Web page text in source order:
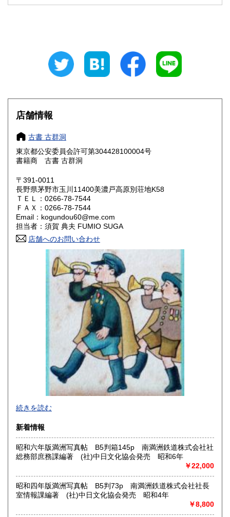
1,000円 静岡県
1,000円 三重県
滋賀県 1,000円 京都府 1,000円
大阪府
奈良県
鳥取県 1,000円
岡山県 1,000円 広島県
山口県 1,000円
香川県
1,000円 福岡県
1,000円 長崎県
1,000円 大分県
1,000円 鹿児島県
1,000円
店舗情報
古書 古群洞
東京都公安委員会許可第304428100004号
書籍商 古書 古群洞
〒391-0011
長野県茅野市玉川11400美濃戸高原別荘地K58
ＴＥＬ：0266-78-7544
ＦＡＸ：0266-78-7544
Email：kogundou60@me.com
担当者：須賀 典夫 FUMIO SUGA
店舗へのお問い合わせ
2026年で創業45年目になります。
沿線名：(無店舗)
最寄駅：(無店舗)
営業時間：10:00〜18:00
書籍の買取について
続きを読む
新着情報
昭和六年版満洲写真帖 B5判箱145p 南満洲鉄道株式会社社
総務部庶務課編著 (社)中日文化協会発売 昭和6年
￥22,000
昭和四年版満洲写真帖 B5判73p 南満洲鉄道株式会社社長
室情報課編著 (社)中日文化協会発売 昭和4年
￥8,800